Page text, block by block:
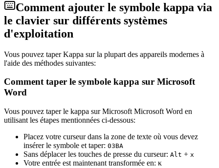
Comment ajouter le symbole kappa via
le clavier sur différents systèmes
d'exploitation
Vous pouvez taper Kappa sur la plupart des appareils modernes à
l'aide des méthodes suivantes:
Comment taper le symbole kappa sur Microsoft
Word
Vous pouvez taper le kappa sur Microsoft Microsoft Word en
utilisant les étapes mentionnées ci-dessous:
Placez votre curseur dans la zone de texte où vous devez
insérer le symbole et taper: 03BA
Sans déplacer les touches de presse du curseur: Alt + x
Votre entrée est maintenant transformée en: κ